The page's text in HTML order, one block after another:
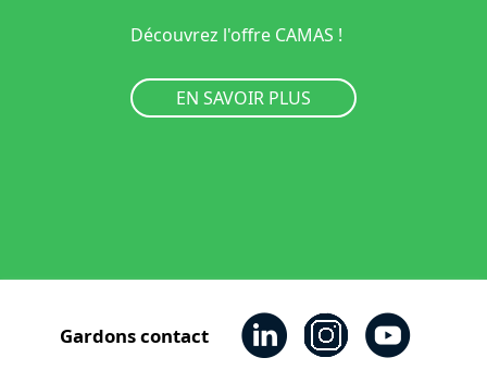
Découvrez l'offre CAMAS !
EN SAVOIR PLUS
Gardons contact